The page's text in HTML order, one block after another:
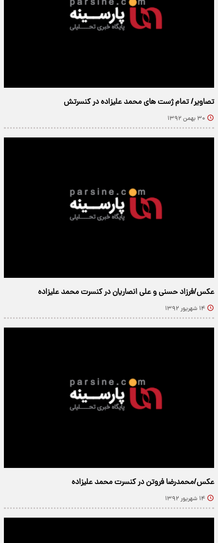
تصاویر/ تمام ژست های محمد علیزاده در کنسرتش
۳۰ بهمن ۱۳۹۲
عکس/فرزاد حسنی و علی انصاریان در کنسرت محمد علیزاده
۱۴ شهریور ۱۳۹۲
عکس/محمدرضا فروتن در کنسرت محمد علیزاده‌
۱۴ شهریور ۱۳۹۲